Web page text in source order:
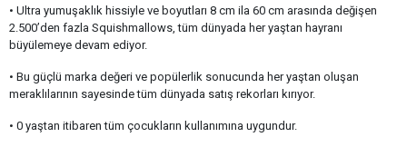
• Ultra yumuşaklık hissiyle ve boyutları 8 cm ila 60 cm arasında değişen
2.500’den fazla Squishmallows, tüm dünyada her yaştan hayranı
büyülemeye devam ediyor.
• Bu güçlü marka değeri ve popülerlik sonucunda her yaştan oluşan
meraklılarının sayesinde tüm dünyada satış rekorları kırıyor.
• 0 yaştan itibaren tüm çocukların kullanımına uygundur.